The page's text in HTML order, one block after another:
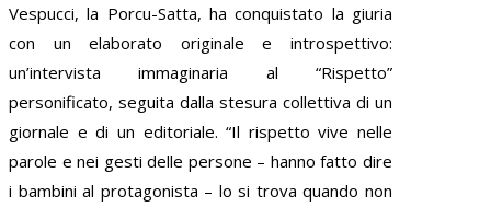
Vespucci, la Porcu-Satta, ha conquistato la giuria
con un elaborato originale e introspettivo:
un’intervista immaginaria al “Rispetto”
personificato, seguita dalla stesura collettiva di un
giornale e di un editoriale. “Il rispetto vive nelle
parole e nei gesti delle persone – hanno fatto dire
i bambini al protagonista – lo si trova quando non